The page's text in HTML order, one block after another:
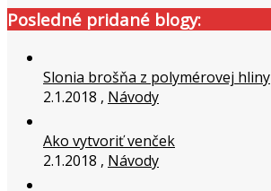
Posledné pridané blogy:
Slonia brošňa z polymérovej hliny
2.1.2018 , Návody
Ako vytvoriť venček
2.1.2018 , Návody